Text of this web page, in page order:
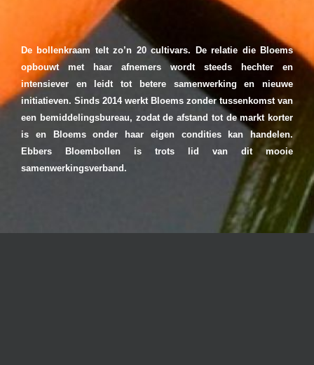
De bollenkraam telt zo’n 20 cultivars. De relatie die Bloems
opbouwt met haar afnemers wordt steeds hechter en
intensiever en leidt tot betere samenwerking en nieuwe
initiatieven. Sinds 2014 werkt Bloems zonder tussenkomst van
een bemiddelingsbureau, zodat de afstand tot de markt korter
is en Bloems onder haar eigen condities kan handelen.
Ebbers Bloembollen is trots lid van dit mooie
samenwerkingsverband.